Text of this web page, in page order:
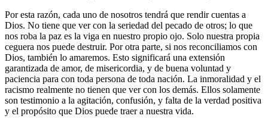
Por esta razón, cada uno de nosotros tendrá que rendir cuentas a
Dios. No tiene que ver con la seriedad del pecado de otros; lo que
nos roba la paz es la viga en nuestro propio ojo. Solo nuestra propia
ceguera nos puede destruir. Por otra parte, si nos reconciliamos con
Dios, también lo amaremos. Esto significará una extensión
garantizada de amor, de misericordia, y de buena voluntad y
paciencia para con toda persona de toda nación. La inmoralidad y el
racismo realmente no tienen que ver con los demás. Ellos solamente
son testimonio a la agitación, confusión, y falta de la verdad positiva
y el propósito que Dios puede traer a nuestra vida.